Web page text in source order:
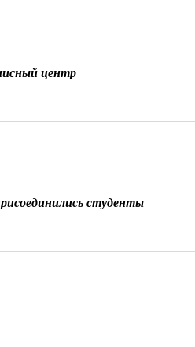
центр
студенты